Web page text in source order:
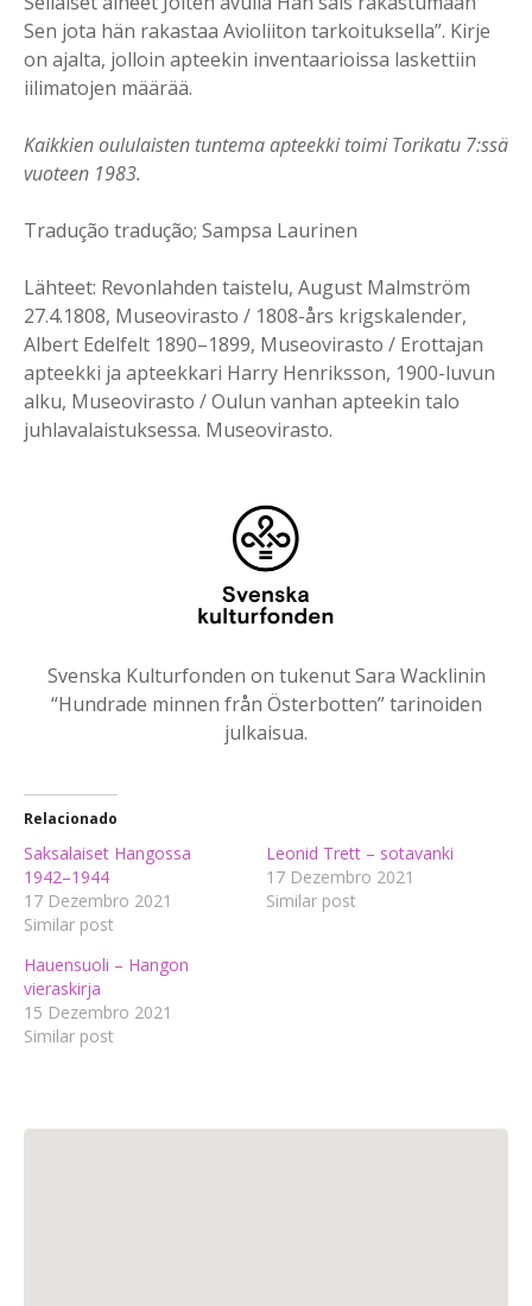
Sen jota hän rakastaa Avioliiton tarkoituksella”. Kirje
on ajalta, jolloin apteekin inventaarioissa laskettiin
iilimatojen määrää.
Kaikkien oululaisten tuntema apteekki toimi Torikatu 7:ssä
vuoteen 1983.
Tradução tradução; Sampsa Laurinen
Lähteet: Revonlahden taistelu, August Malmström
27.4.1808, Museovirasto / 1808-års krigskalender,
Albert Edelfelt 1890–1899, Museovirasto / Erottajan
apteekki ja apteekkari Harry Henriksson, 1900-luvun
alku, Museovirasto / Oulun vanhan apteekin talo
juhlavalaistuksessa. Museovirasto.
Svenska Kulturfonden on tukenut Sara Wacklinin
“Hundrade minnen från Österbotten” tarinoiden
julkaisua.
Relacionado
Saksalaiset Hangossa
1942–1944
17 Dezembro 2021
Similar post
Leonid Trett – sotavanki
17 Dezembro 2021
Similar post
Hauensuoli – Hangon
vieraskirja
15 Dezembro 2021
Similar post